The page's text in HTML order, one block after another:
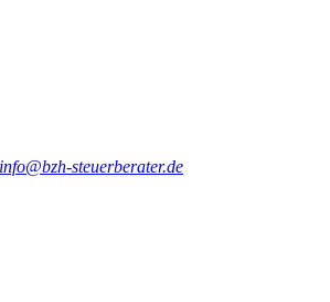
info@bzh-steuerberater.de